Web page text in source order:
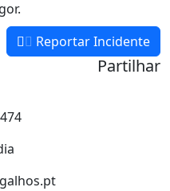
Reportar Incidente
Partilhar